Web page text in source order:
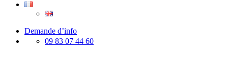
Demande d’info
09 83 07 44 60